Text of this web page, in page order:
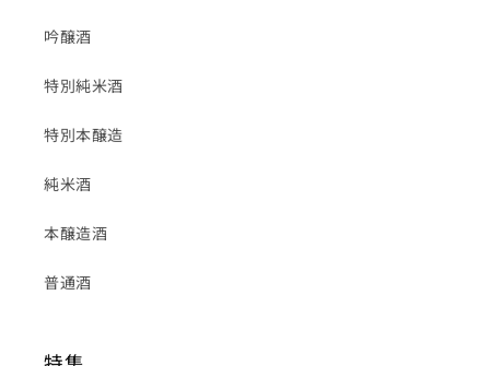
吟醸酒
特別純米酒
特別本醸造
純米酒
本醸造酒
普通酒